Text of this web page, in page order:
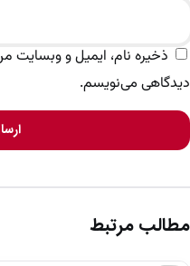
ذخیره نام، ایمیل و وبسایت
دیدگاهی می‌نویسم.
مطالب مرتبط